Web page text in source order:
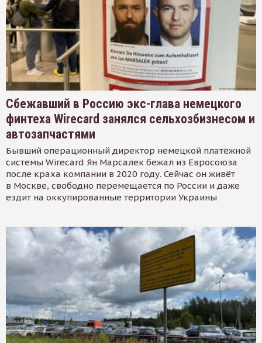
Сбежавший в Россию экс-глава немецкого
финтеха Wirecard занялся сельхозбизнесом и
автозапчастями
Бывший операционный директор немецкой платёжной
системы Wirecard Ян Марсалек бежал из Евросоюза
после краха компании в 2020 году. Сейчас он живёт
в Москве, свободно перемещается по России и даже
ездит на оккупированные территории Украины